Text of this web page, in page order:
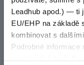
Leadhub apod.) — ti
EU/EHP na základě
kombinovat s
Podrobné informace